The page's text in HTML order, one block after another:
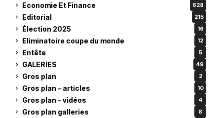
Economie Et Finance 628
Editorial 215
Élection 2025 16
Eliminatoire coupe du monde 12
Entête 5
GALERIES 49
Gros plan 2
Gros plan – articles 10
Gros plan – vidéos 4
Gros plan galleries 8